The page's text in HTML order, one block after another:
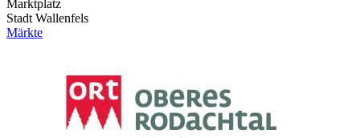
Marktplatz
Stadt Wallenfels
Märkte